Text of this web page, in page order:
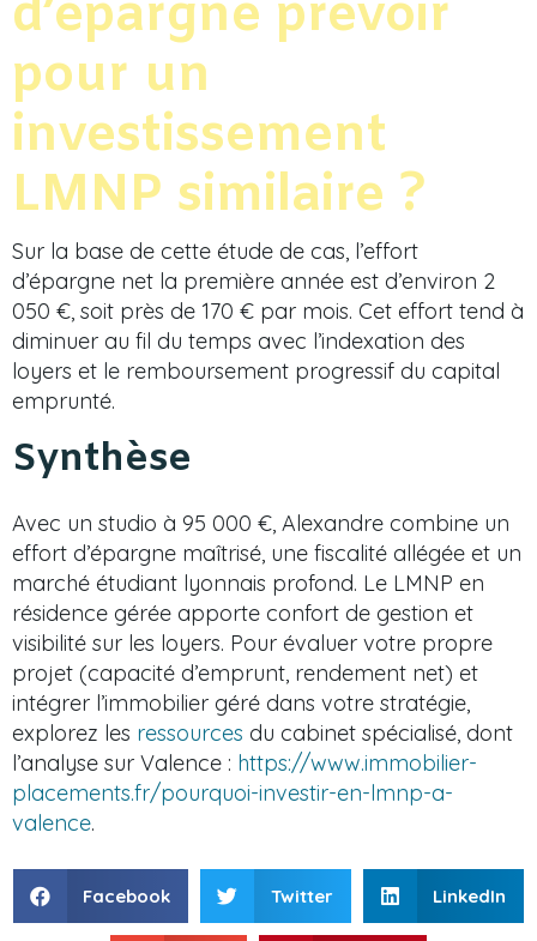
d’épargne prévoir
pour un
investissement
LMNP similaire ?
Sur la base de cette étude de cas, l’effort
d’épargne net la première année est d’environ 2
050 €, soit près de 170 € par mois. Cet effort tend à
diminuer au fil du temps avec l’indexation des
loyers et le remboursement progressif du capital
emprunté.
Synthèse
Avec un studio à 95 000 €, Alexandre combine un
effort d’épargne maîtrisé, une fiscalité allégée et un
marché étudiant lyonnais profond. Le LMNP en
résidence gérée apporte confort de gestion et
visibilité sur les loyers. Pour évaluer votre propre
projet (capacité d’emprunt, rendement net) et
intégrer l’immobilier géré dans votre stratégie,
explorez les ressources du cabinet spécialisé, dont
l’analyse sur Valence : https://www.immobilier-
placements.fr/pourquoi-investir-en-lmnp-a-
valence.
Facebook Twitter LinkedIn